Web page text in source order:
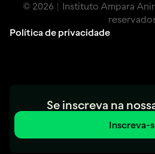
© 2026 | Instituto Ampara
Política de privacidade
Se inscreva na
Inscreva-